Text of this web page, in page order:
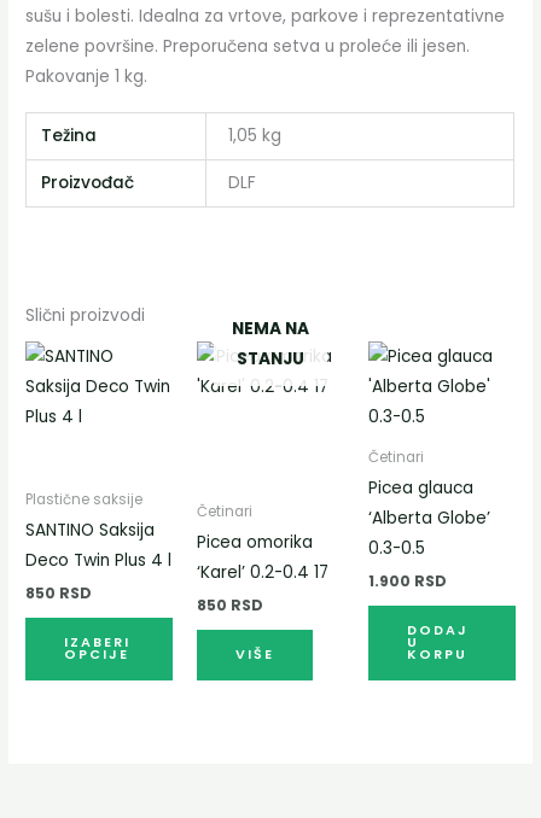
sušu i bolesti. Idealna za vrtove, parkove i reprezentativne
zelene površine. Preporučena setva u proleće ili jesen.
Pakovanje 1 kg.
Težina 1,05 kg
Proizvođač DLF
Slični proizvodi
Plastične saksije
SANTINO Saksija
Deco Twin Plus 4 l
850 RSD
IZABERI
OPCIJE
Овај
производ
Опције
могу
бити
изабране
страници
производа.
NEMA NA
STANJU
Četinari
Picea omorika
‘Karel’ 0.2-0.4 17
850 RSD
VIŠE
Četinari
Picea glauca
‘Alberta Globe’
0.3-0.5
1.900 RSD
DODAJ
U
KORPU